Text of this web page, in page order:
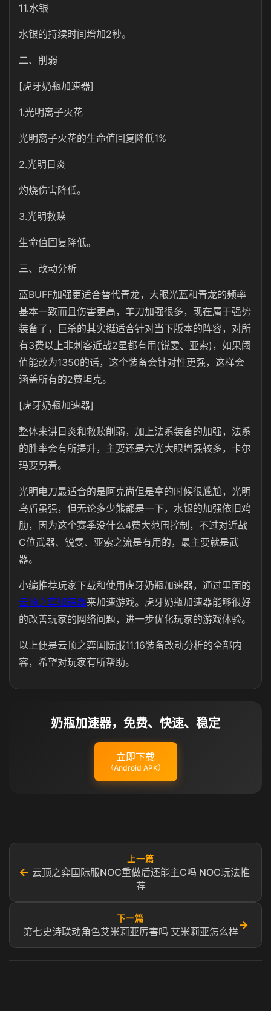
11.水银
水银的持续时间增加2秒。
二、削弱
[虎牙奶瓶加速器]
1.光明离子火花
光明离子火花的生命值回复降低1%
2.光明日炎
灼烧伤害降低。
3.光明救赎
生命值回复降低。
三、改动分析
蓝BUFF加强更适合替代青龙，大眼光蓝和青龙的频率
基本一致而且伤害更高，羊刀加强很多，现在属于强势
装备了，巨杀的其实挺适合针对当下版本的阵容，对所
有3费以上非刺客近战2星都有用(锐雯、亚索)，如果阈
值能改为1350的话，这个装备会针对性更强，这样会
涵盖所有的2费坦克。
[虎牙奶瓶加速器]
整体来讲日炎和救赎削弱，加上法系装备的加强，法系
的胜率会有所提升，主要还是六光大眼增强较多，卡尔
玛要另看。
光明电刀最适合的是阿克尚但是拿的时候很尴尬，光明
鸟盾虽强，但无论多少熊都是一下，水银的加强依旧鸡
肋，因为这个赛季没什么4费大范围控制，不过对近战
C位武器、锐雯、亚索之流是有用的，最主要就是武
器。
小编推荐玩家下载和使用虎牙奶瓶加速器，通过里面的
云顶之弈加速器来加速游戏。虎牙奶瓶加速器能够很好
的改善玩家的网络问题，进一步优化玩家的游戏体验。
以上便是云顶之弈国际服11.16装备改动分析的全部内
容，希望对玩家有所帮助。
奶瓶加速器，免费、快速、稳定
立即下载
（Android APK）
←
上一篇
云顶之弈国际服NOC重做后还能主C吗 NOC玩法推
荐
下一篇
第七史诗联动角色艾米莉亚厉害吗 艾米莉亚怎么样
→